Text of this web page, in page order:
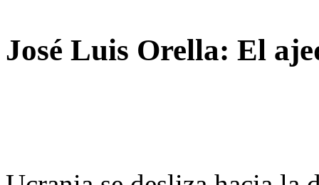
José Luis Orella: El